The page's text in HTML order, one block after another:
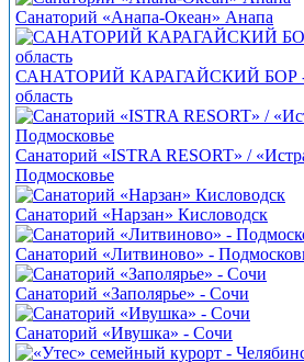
Санаторий «Анапа-Океан» Анапа
САНАТОРИЙ КАРАГАЙСКИЙ БОР -
область
Санаторий «ISTRA RESORT» /
Подмосковье
Санаторий «Нарзан» Кисловодск
Санаторий «Литвиново» -
Санаторий «Заполярье» - Сочи
Санаторий «Ивушка» - Сочи